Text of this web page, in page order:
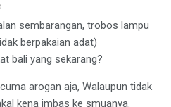
sembarangan, trobos lampu
berpakaian adat)
bali yang sekarang?
arogan aja, Walaupun tidak
kena imbas ke smuanya.